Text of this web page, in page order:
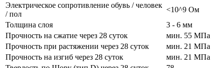
Электрическое сопротивление обувь / человек
/ пол
<10^9 Ом
Толщина слоя
3 - 6 мм
Прочность на сжатие через 28 суток
мин. 55 МПа
Прочность при растяжении через 28 суток
мин. 21 МПа
Прочность на изгиб через 28 суток
мин. 21 МПа